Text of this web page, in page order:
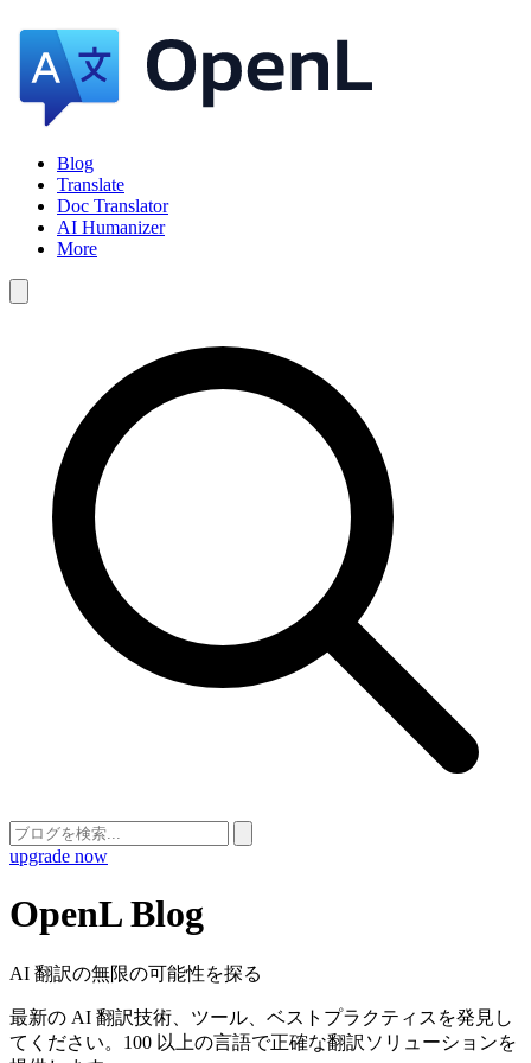
Blog
Translate
Doc Translator
AI Humanizer
More
upgrade now
OpenL Blog
AI 翻訳の無限の可能性を探る
最新の AI 翻訳技術、ツール、ベストプラクティスを発見し
てください。100 以上の言語で正確な翻訳ソリューションを